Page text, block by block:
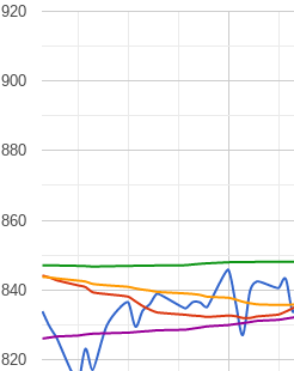
820
840
860
880
900
920